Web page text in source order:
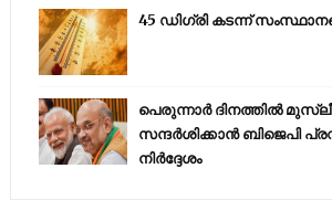
45 ഡിഗ്രി കടന്ന്
പെരുന്നാര്‍ ദിനത്തില്‍
സന്ദര്‍ശിക്കാന്‍ ബിജെപി
നിര്‍ദ്ദേശം